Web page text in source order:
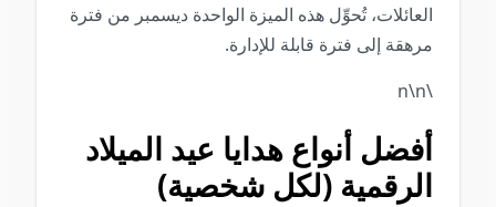
العائلات، تُحوِّل هذه الميزة الواحدة ديسمبر من فترة
مرهقة إلى فترة قابلة للإدارة.
أفضل أنواع هدايا عيد الميلاد
الرقمية (لكل شخصية)